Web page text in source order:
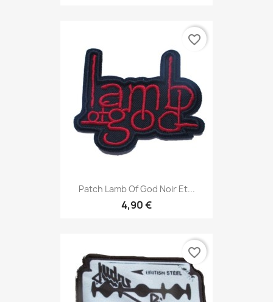
Patch Lamb Of God Noir Et...
4,90 €
favorite_border
favorite_border